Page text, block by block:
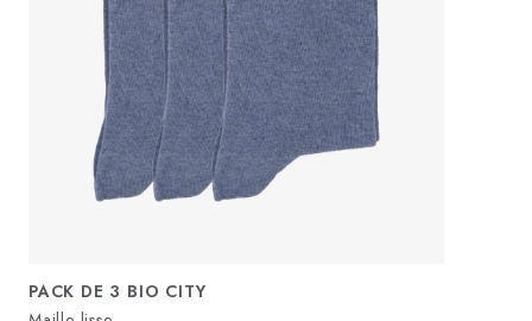
PACK DE 3 BIO CITY